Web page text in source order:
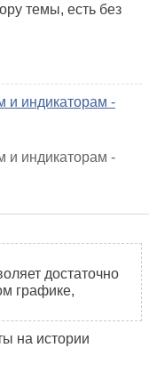
темы, есть без
и индикаторам -
и индикаторам -
достаточно
графике,
на истории